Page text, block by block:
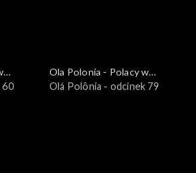
60
Ola Polonia - Polacy w
Brazylii i Ameryce
Olá Polônia - odcinek 79